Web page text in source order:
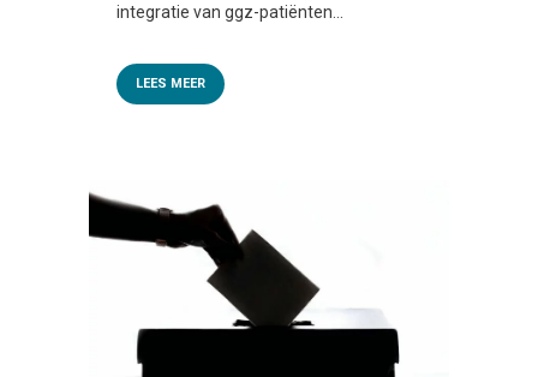
integratie van ggz-patiënten...
LEES MEER